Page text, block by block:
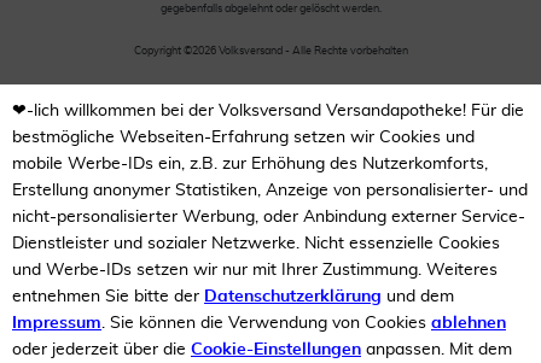
gegebenfalls abgelehnt oder gelöscht werden.
Copyright ©2026 Volksversand - Alle Rechte vorbehalten
❤-lich willkommen bei der Volksversand Versandapotheke! Für die
bestmögliche Webseiten-Erfahrung setzen wir Cookies und
mobile Werbe-IDs ein, z.B. zur Erhöhung des Nutzerkomforts,
Erstellung anonymer Statistiken, Anzeige von personalisierter- und
nicht-personalisierter Werbung, oder Anbindung externer Service-
Dienstleister und sozialer Netzwerke. Nicht essenzielle Cookies
und Werbe-IDs setzen wir nur mit Ihrer Zustimmung. Weiteres
entnehmen Sie bitte der Datenschutzerklärung und dem
Impressum. Sie können die Verwendung von Cookies ablehnen
oder jederzeit über die Cookie-Einstellungen anpassen. Mit dem